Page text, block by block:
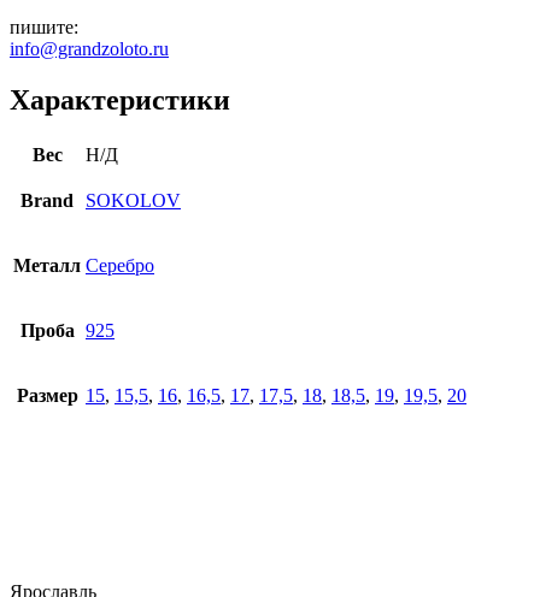
пишите:
info@grandzoloto.ru
Характеристики
Вес Н/Д
Brand SOKOLOV
Металл Серебро
Проба 925
Размер 15, 15,5, 16, 16,5, 17, 17,5, 18, 18,5, 19, 19,5, 20
Ярославль